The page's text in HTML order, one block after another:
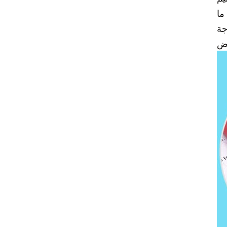
ما
تم تصميم هذا المجلد بحيث يفتح 180 درجة